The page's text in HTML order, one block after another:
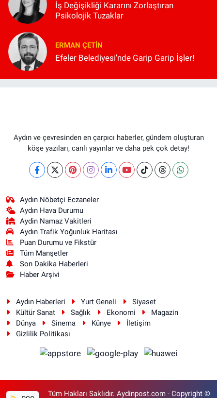
İş Değişikliği Kararını Zorlaştıran
Psikolojik Tuzaklar
ERMAN ÇETIN
Efeler Belediyesi'nde Garip Garip İşler!
Aydın ve çevresinden en çarpıcı haberler, gündem oluşturan
köşe yazıları, canlı yayınlar ve daha pek çok detay!
Aydın Nöbetçi Eczaneler
Aydın Hava Durumu
Aydin Namaz Vakitleri
Aydın Trafik Yoğunluk Haritası
Puan Durumu ve Fikstür
Tüm Manşetler
Son Dakika Haberleri
Haber Arşivi
Aydın Haberleri Yurt Geneli
Siyaset
Kültür Sanat
Sağlık Ekonomi
Magazin
Dünya
Sinema Künye
İletişim
Gizlilik Politikası
Tüm Hakları Saklıdır. Aydinpost.com - Copyright ©